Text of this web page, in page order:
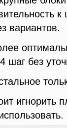
вариантов.
шаг без
игнорить